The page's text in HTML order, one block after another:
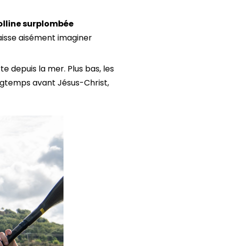
surplombée
aisément imaginer
depuis la mer. Plus bas, les
avant Jésus-Christ,